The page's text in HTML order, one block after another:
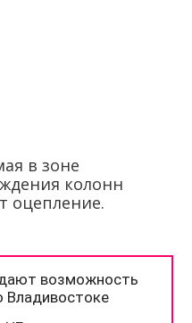
в зоне
колонн
оцепление.